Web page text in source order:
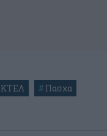
ΚΤΕΛ #Πασχα